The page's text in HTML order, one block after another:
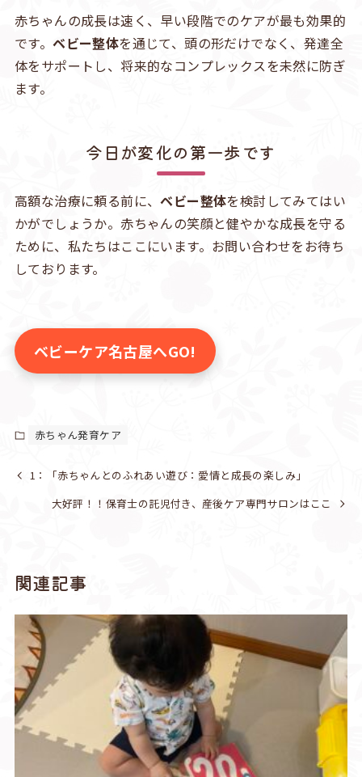
赤ちゃんの成長は速く、早い段階でのケアが最も効果的
です。ベビー整体を通じて、頭の形だけでなく、発達全
体をサポートし、将来的なコンプレックスを未然に防ぎ
ます。
今日が変化の第一歩です
高額な治療に頼る前に、ベビー整体を検討してみてはい
かがでしょうか。赤ちゃんの笑顔と健やかな成長を守る
ために、私たちはここにいます。お問い合わせをお待ち
しております。
ベビーケア名古屋へGO!
赤ちゃん発育ケア
1：「赤ちゃんとのふれあい遊び：愛情と成長の楽しみ」
大好評！！保育士の託児付き、産後ケア専門サロンはここ
関連記事